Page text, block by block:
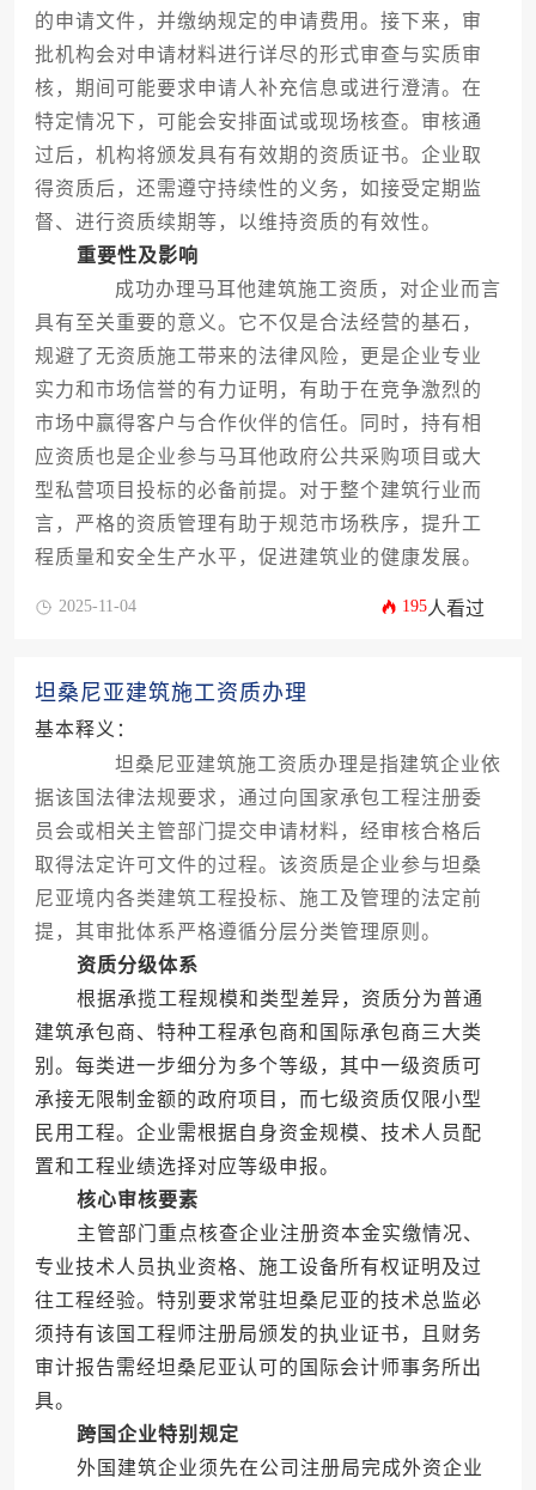
的申请文件，并缴纳规定的申请费用。接下来，审
批机构会对申请材料进行详尽的形式审查与实质审
核，期间可能要求申请人补充信息或进行澄清。在
特定情况下，可能会安排面试或现场核查。审核通
过后，机构将颁发具有有效期的资质证书。企业取
得资质后，还需遵守持续性的义务，如接受定期监
督、进行资质续期等，以维持资质的有效性。
重要性及影响
成功办理马耳他建筑施工资质，对企业而言
具有至关重要的意义。它不仅是合法经营的基石，
规避了无资质施工带来的法律风险，更是企业专业
实力和市场信誉的有力证明，有助于在竞争激烈的
市场中赢得客户与合作伙伴的信任。同时，持有相
应资质也是企业参与马耳他政府公共采购项目或大
型私营项目投标的必备前提。对于整个建筑行业而
言，严格的资质管理有助于规范市场秩序，提升工
程质量和安全生产水平，促进建筑业的健康发展。
2025-11-04 195人看过
坦桑尼亚建筑施工资质办理
基本释义：
坦桑尼亚建筑施工资质办理是指建筑企业依
据该国法律法规要求，通过向国家承包工程注册委
员会或相关主管部门提交申请材料，经审核合格后
取得法定许可文件的过程。该资质是企业参与坦桑
尼亚境内各类建筑工程投标、施工及管理的法定前
提，其审批体系严格遵循分层分类管理原则。
资质分级体系
根据承揽工程规模和类型差异，资质分为普通
建筑承包商、特种工程承包商和国际承包商三大类
别。每类进一步细分为多个等级，其中一级资质可
承接无限制金额的政府项目，而七级资质仅限小型
民用工程。企业需根据自身资金规模、技术人员配
置和工程业绩选择对应等级申报。
核心审核要素
主管部门重点核查企业注册资本金实缴情况、
专业技术人员执业资格、施工设备所有权证明及过
往工程经验。特别要求常驻坦桑尼亚的技术总监必
须持有该国工程师注册局颁发的执业证书，且财务
审计报告需经坦桑尼亚认可的国际会计师事务所出
具。
跨国企业特别规定
外国建筑企业须先在公司注册局完成外资企业